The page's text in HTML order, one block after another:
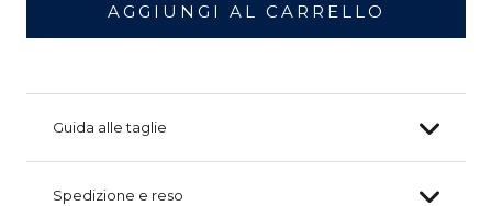
AGGIUNGI AL CARRELLO
Guida alle taglie
Spedizione e reso